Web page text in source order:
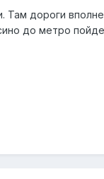
Там дороги
до метро